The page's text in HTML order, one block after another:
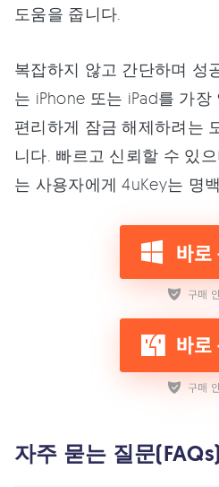
도움을 줍니다.
복잡하지 않고 간단하며 성
는 iPhone 또는 iPad를 가
편리하게 잠금 해제하려는
니다. 빠르고 신뢰할 수 있
는 사용자에게 4uKey는 명
자주 묻는 질문(FAQs)